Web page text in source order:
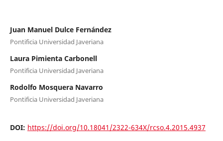
Juan Manuel Dulce Fernández
Pontificia Universidad Javeriana
Laura Pimienta Carbonell
Pontificia Universidad Javeriana
Rodolfo Mosquera Navarro
Pontificia Universidad Javeriana
DOI: https://doi.org/10.18041/2322-634X/rcso.4.2015.4937